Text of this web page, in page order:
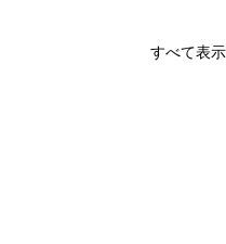
すべて表示